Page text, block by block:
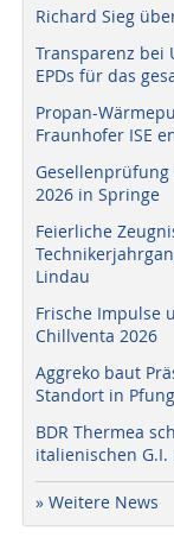
Richard Sieg
Transparenz bei
EPDs für das
Propan-
Fraunhofer ISE
2026 in Springe
Feierliche
Lindau
Frische Impulse
Chillventa 2026
Aggreko baut
Standort in
BDR Thermea
italienischen G.I.
» Weitere News